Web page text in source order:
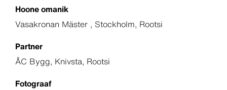
Hoone omanik
Vasakronan Mäster , Stockholm, Rootsi
Partner
ÅC Bygg, Knivsta, Rootsi
Fotograaf